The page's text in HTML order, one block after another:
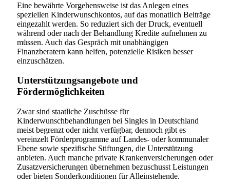
Eine bewährte Vorgehensweise ist das Anlegen eines
speziellen Kinderwunschkontos, auf das monatlich Beiträge
eingezahlt werden. So reduziert sich der Druck, eventuell
während oder nach der Behandlung Kredite aufnehmen zu
müssen. Auch das Gespräch mit unabhängigen
Finanzberatern kann helfen, potenzielle Risiken besser
einzuschätzen.
Unterstützungsangebote und
Fördermöglichkeiten
Zwar sind staatliche Zuschüsse für
Kinderwunschbehandlungen bei Singles in Deutschland
meist begrenzt oder nicht verfügbar, dennoch gibt es
vereinzelt Förderprogramme auf Landes- oder kommunaler
Ebene sowie spezifische Stiftungen, die Unterstützung
anbieten. Auch manche private Krankenversicherungen oder
Zusatzversicherungen übernehmen bezuschusst Leistungen
oder bieten Sonderkonditionen für Alleinstehende.